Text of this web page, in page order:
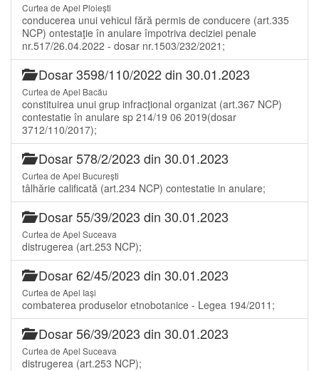
Curtea de Apel Ploiești
conducerea unui vehicul fără permis de conducere (art.335
NCP) ontestaţie în anulare împotriva deciziei penale
nr.517/26.04.2022 - dosar nr.1503/232/2021;
Dosar 3598/110/2022 din 30.01.2023
Curtea de Apel Bacău
constituirea unui grup infracţional organizat (art.367 NCP)
contestatie în anulare sp 214/19 06 2019(dosar
3712/110/2017);
Dosar 578/2/2023 din 30.01.2023
Curtea de Apel București
tâlhărie calificată (art.234 NCP) contestatie in anulare;
Dosar 55/39/2023 din 30.01.2023
Curtea de Apel Suceava
distrugerea (art.253 NCP);
Dosar 62/45/2023 din 30.01.2023
Curtea de Apel Iași
combaterea produselor etnobotanice - Legea 194/2011;
Dosar 56/39/2023 din 30.01.2023
Curtea de Apel Suceava
distrugerea (art.253 NCP);